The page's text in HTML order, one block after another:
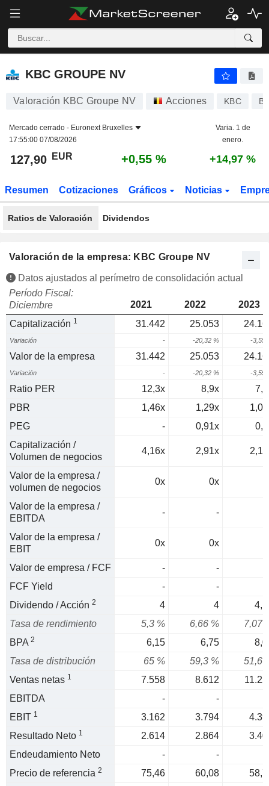
KBC GROUPE NV
KBC GROUPE NV
Valoración KBC Groupe NV Acciones KBC
Mercado cerrado - Euronext Bruxelles
17:55:00 07/08/2026
Varia. 1 de
enero.
127,90 EUR +0,55 % +14,97 %
Resumen Cotizaciones Gráficos Noticias
Ratios de Valoración Dividendos
Valoración de la empresa: KBC Groupe NV
Datos ajustados al perímetro de consolidación actual
Período Fiscal:
Diciembre
2021 2022
2023
Capitalización 1 31.442 25.053
Variación - -20,32 % -3,55
Valor de la empresa 31.442 25.053
Variación - -20,32 % -3,55
Ratio PER 12,3x 8,9x
PBR
1,46x 1,29x
PEG
- 0,91x
Capitalización /
Volumen de negocios
4,16x 2,91x
Valor de la empresa /
volumen de negocios
0x 0x
Valor de la empresa /
EBITDA
- -
Valor de la empresa /
EBIT
0x 0x
Valor de empresa / FCF -
-
FCF Yield
-
-
Dividendo / Acción 2 4 4
Tasa de rendimiento
5,3 % 6,66 %
7,07
BPA 2 6,15 6,75
Tasa de distribución
65 % 59,3 %
51,6
Ventas netas 1 7.558 8.612
EBITDA
-
-
EBIT 1 3.162 3.794
Resultado Neto 1 2.614 2.864
Endeudamiento Neto
-
-
Precio de referencia 2 75,46 60,08